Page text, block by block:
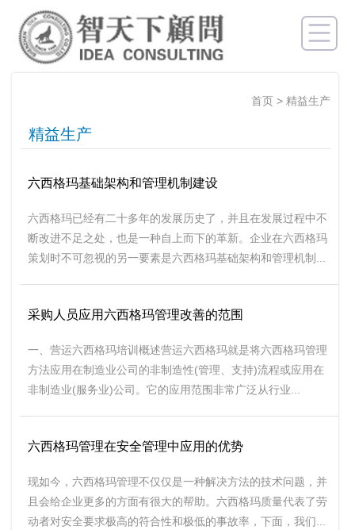
首页 > 精益生产
精益生产
六西格玛基础架构和管理机制建设
六西格玛已经有二十多年的发展历史了，并且在发展过程中不
断改进不足之处，也是一种自上而下的革新。企业在六西格玛
策划时不可忽视的另一要素是六西格玛基础架构和管理机制...
采购人员应用六西格玛管理改善的范围
一、营运六西格玛培训概述营运六西格玛就是将六西格玛管理
方法应用在制造业公司的非制造性(管理、支持)流程或应用在
非制造业(服务业)公司。它的应用范围非常广泛从行业...
六西格玛管理在安全管理中应用的优势
现如今，六西格玛管理不仅仅是一种解决方法的技术问题，并
且会给企业更多的方面有很大的帮助。六西格玛质量代表了劳
动者对安全要求极高的符合性和极低的事故率，下面，我们...